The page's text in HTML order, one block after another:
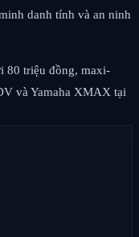
danh tính và an ninh
80 triệu đồng, maxi-
và Yamaha XMAX tại